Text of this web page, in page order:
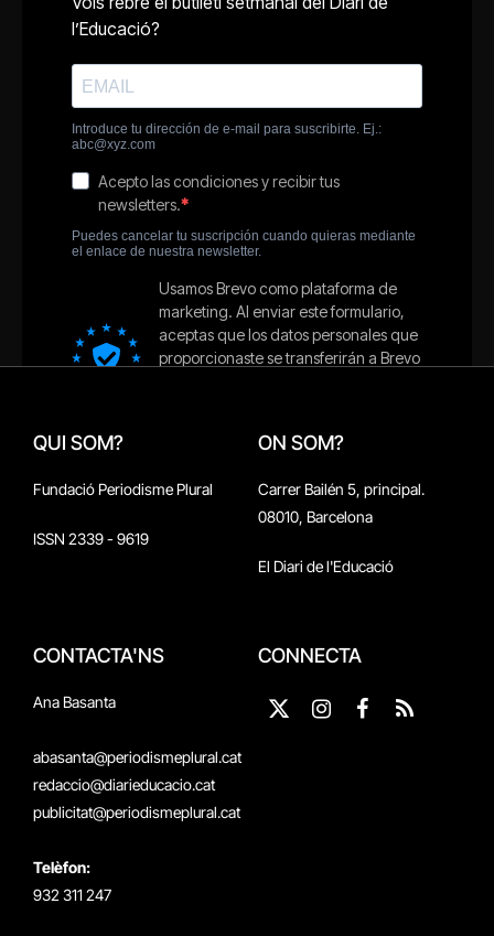
QUI SOM?
Fundació Periodisme Plural
ISSN 2339 - 9619
ON SOM?
Carrer Bailén 5, principal.
08010, Barcelona
El Diari de l'Educació
CONTACTA'NS
Ana Basanta
abasanta@periodismeplural.cat
redaccio@diarieducacio.cat
publicitat@periodismeplural.cat
Telèfon:
932 311 247
CONNECTA
X
Instagram
Facebook
RSS